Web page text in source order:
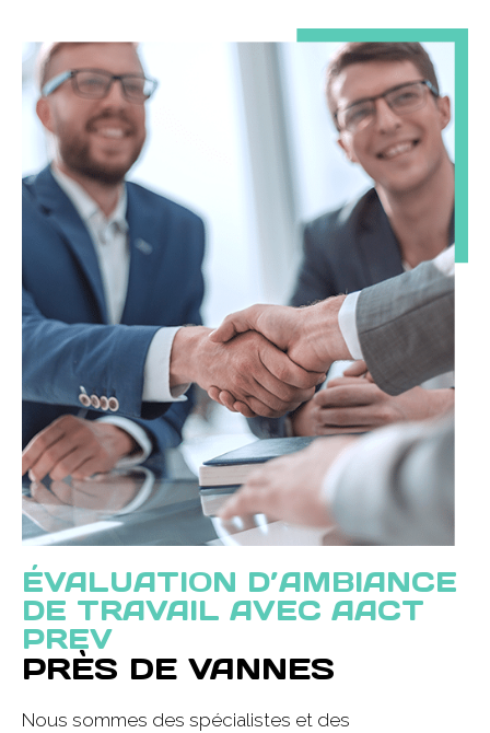
ÉVALUATION D’AMBIANCE
DE TRAVAIL AVEC AACT
PREV
PRÈS DE VANNES
Nous sommes des spécialistes et des